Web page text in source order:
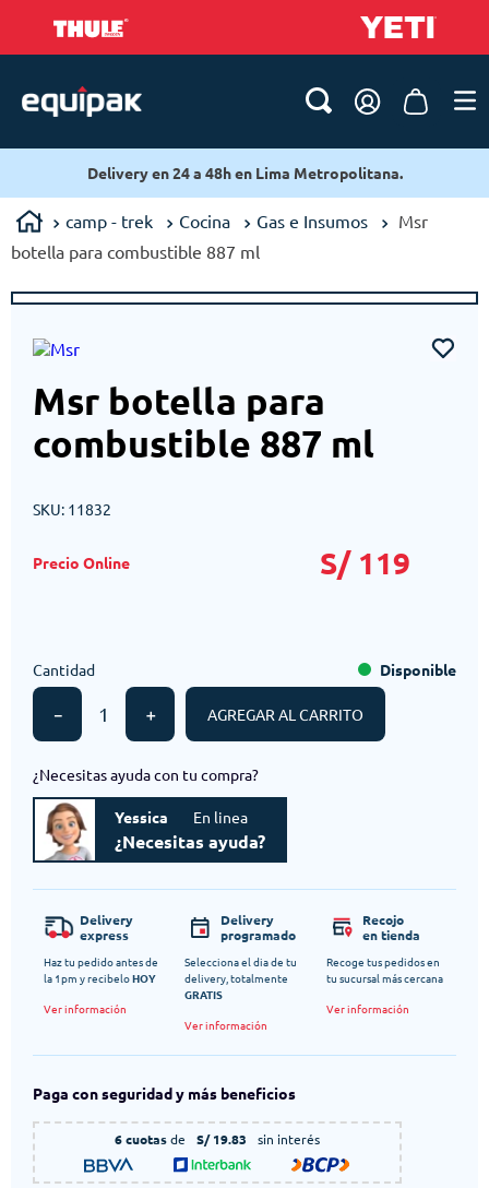
24 a 48h en Lima Metropolitana.
camp - trek Cocina Gas e Insumos
Msr
botella para combustible 887 ml
Msr botella para
combustible 887 ml
SKU: 11832
S/ 119
Cantidad
＋
－
Disponible
AGREGAR AL CARRITO
¿Necesitas ayuda con tu compra?
Yessica En linea
¿Necesitas ayuda?
Delivery
express
Haz tu pedido antes de
la 1pm y recibeloHOY
Ver información
Delivery
programado
Selecciona el dia de tu
delivery, totalmente
GRATIS
Ver información
Recojo
en tienda
Recoge tus pedidos en
tu sucursal más cercana
Ver información
Paga con seguridad y más beneficios
6 cuotasde S/ 19.83 sin interés